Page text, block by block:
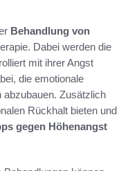
Behandlung von
Dabei werden die
mit ihrer Angst
die emotionale
Zusätzlich
Rückhalt bieten und
gegen Höhenangst